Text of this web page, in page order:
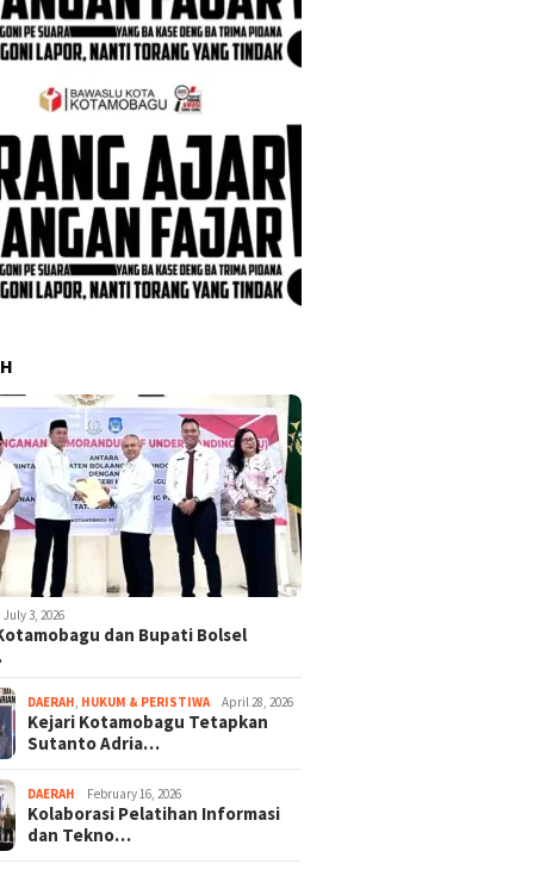
July 3, 2026
dan Bupati Bolsel
DAERAH, HUKUM & PERISTIWA April 28, 2026
Kejari Kotamobagu Tetapkan
Sutanto Adria…
DAERAH February 16, 2026
Kolaborasi Pelatihan Informasi
dan Tekno…